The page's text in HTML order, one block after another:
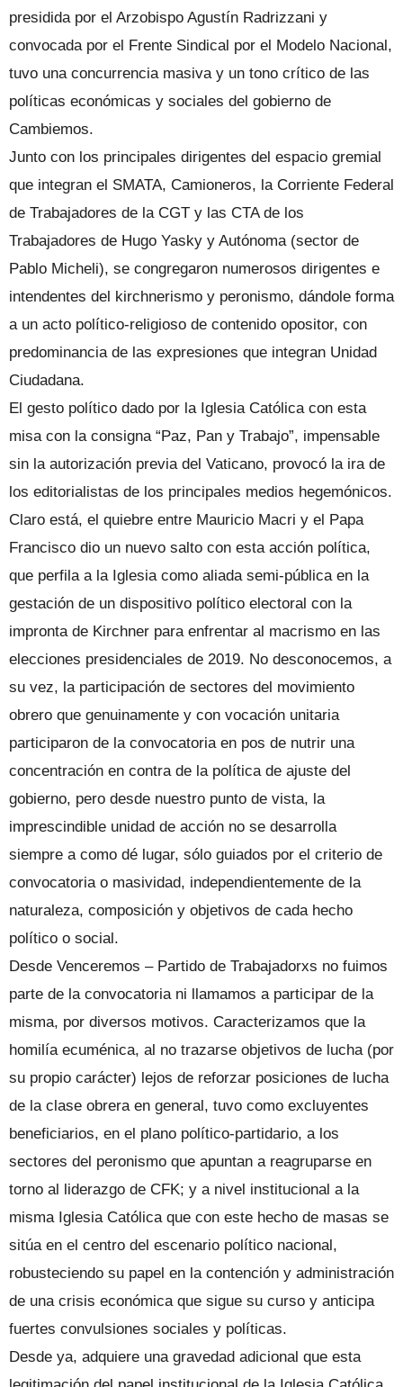
presidida por el Arzobispo Agustín Radrizzani y
convocada por el Frente Sindical por el Modelo Nacional,
tuvo una concurrencia masiva y un tono crítico de las
políticas económicas y sociales del gobierno de
Cambiemos.
Junto con los principales dirigentes del espacio gremial
que integran el SMATA, Camioneros, la Corriente Federal
de Trabajadores de la CGT y las CTA de los
Trabajadores de Hugo Yasky y Autónoma (sector de
Pablo Micheli), se congregaron numerosos dirigentes e
intendentes del kirchnerismo y peronismo, dándole forma
a un acto político-religioso de contenido opositor, con
predominancia de las expresiones que integran Unidad
Ciudadana.
El gesto político dado por la Iglesia Católica con esta
misa con la consigna “Paz, Pan y Trabajo”, impensable
sin la autorización previa del Vaticano, provocó la ira de
los editorialistas de los principales medios hegemónicos.
Claro está, el quiebre entre Mauricio Macri y el Papa
Francisco dio un nuevo salto con esta acción política,
que perfila a la Iglesia como aliada semi-pública en la
gestación de un dispositivo político electoral con la
impronta de Kirchner para enfrentar al macrismo en las
elecciones presidenciales de 2019. No desconocemos, a
su vez, la participación de sectores del movimiento
obrero que genuinamente y con vocación unitaria
participaron de la convocatoria en pos de nutrir una
concentración en contra de la política de ajuste del
gobierno, pero desde nuestro punto de vista, la
imprescindible unidad de acción no se desarrolla
siempre a como dé lugar, sólo guiados por el criterio de
convocatoria o masividad, independientemente de la
naturaleza, composición y objetivos de cada hecho
político o social.
Desde Venceremos – Partido de Trabajadorxs no fuimos
parte de la convocatoria ni llamamos a participar de la
misma, por diversos motivos. Caracterizamos que la
homilía ecuménica, al no trazarse objetivos de lucha (por
su propio carácter) lejos de reforzar posiciones de lucha
de la clase obrera en general, tuvo como excluyentes
beneficiarios, en el plano político-partidario, a los
sectores del peronismo que apuntan a reagruparse en
torno al liderazgo de CFK; y a nivel institucional a la
misma Iglesia Católica que con este hecho de masas se
sitúa en el centro del escenario político nacional,
robusteciendo su papel en la contención y administración
de una crisis económica que sigue su curso y anticipa
fuertes convulsiones sociales y políticas.
Desde ya, adquiere una gravedad adicional que esta